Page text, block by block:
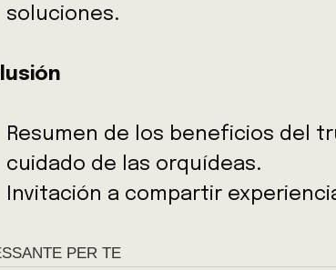
soluciones.
Resumen de los beneficios del
cuidado de las orquídeas.
Invitación a compartir